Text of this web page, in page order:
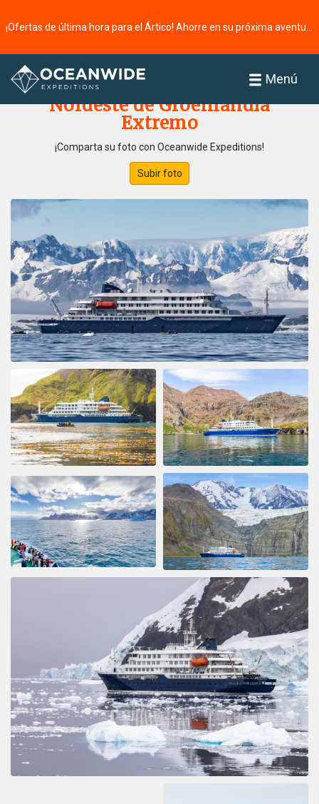
Menú
Página principal
Nordeste de Groenlandia
Extremo
¡Comparta su foto con Oceanwide Expeditions!
Subir foto